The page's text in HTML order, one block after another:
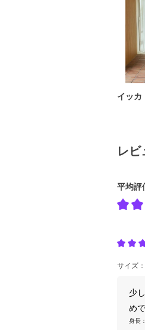
イッカ
レビ
平均評
サイズ
少
め
身長